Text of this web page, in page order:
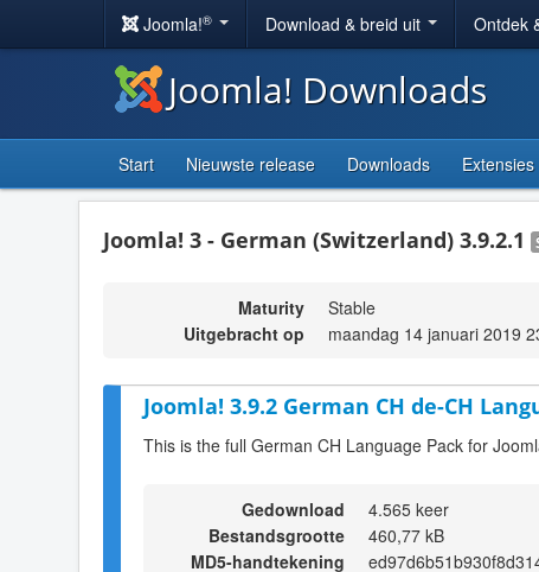
Joomla!® Download & breid uit Ontdek
Joomla! Downloads
Start Nieuwste release Downloads Extensies
Joomla! 3 - German (Switzerland) 3.9.2.1
Maturity
Stable
Uitgebracht op
maandag 14 januari 2019
Joomla! 3.9.2 German CH de-CH
This is the full German CH Language Pack for
Gedownload
4.565 keer
Bestandsgrootte
460,77 kB
MD5-handtekening